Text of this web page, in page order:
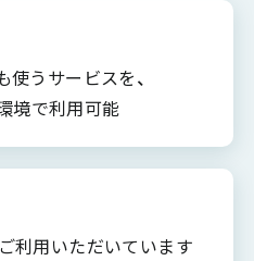
使うサービスを、
境で利用可能
利用いただいています